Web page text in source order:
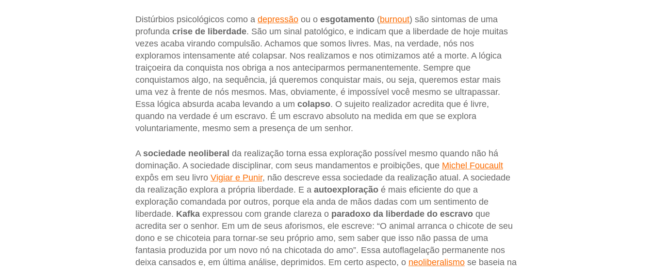
Distúrbios psicológicos como a depressãoou o esgotamento(burnout) são sintomas de uma
profunda crise de liberdade. São um sinal patológico, e indicam que a liberdade de hoje muitas
vezes acaba virando compulsão. Achamos que somos livres. Mas, na verdade, nós nos
exploramos intensamente até colapsar. Nos realizamos e nos otimizamos até a morte. A lógica
traiçoeira da conquista nos obriga a nos anteciparmos permanentemente. Sempre que
conquistamos algo, na sequência, já queremos conquistar mais, ou seja, queremos estar mais
uma vez à frente de nós mesmos. Mas, obviamente, é impossível você mesmo se ultrapassar.
Essa lógica absurda acaba levando a um colapso. O sujeito realizador acredita que é livre,
quando na verdade é um escravo. É um escravo absoluto na medida em que se explora
voluntariamente, mesmo sem a presença de um senhor.
A sociedade neoliberal da realização torna essa exploração possível mesmo quando não há
dominação. A sociedade disciplinar, com seus mandamentos e proibições, que Michel Foucault
expôs em seu livro Vigiar e Punir, não descreve essa sociedade da realização atual. A sociedade
da realização explora a própria liberdade. E a autoexploraçãoé mais eficiente do que a
exploração comandada por outros, porque ela anda de mãos dadas com um sentimento de
liberdade. Kafkaexpressou com grande clareza o paradoxo da liberdade do escravoque
acredita ser o senhor. Em um de seus aforismos, ele escreve: “O animal arranca o chicote de seu
dono e se chicoteia para tornar-se seu próprio amo, sem saber que isso não passa de uma
fantasia produzida por um novo nó na chicotada do amo”. Essa autoflagelação permanente nos
deixa cansados e, em última análise, deprimidos. Em certo aspecto, o neoliberalismose baseia na